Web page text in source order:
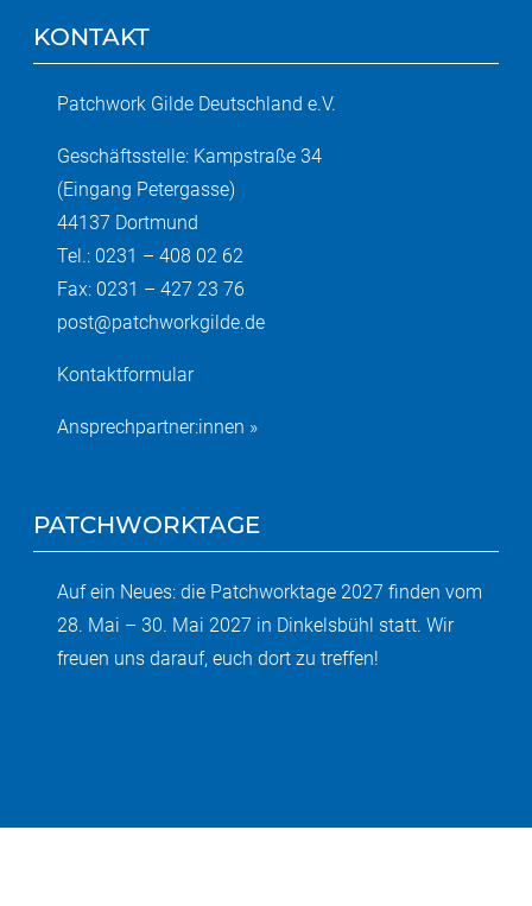
KONTAKT
Patchwork Gilde Deutschland e.V.
Geschäftsstelle: Kampstraße 34
(Eingang Petergasse)
44137 Dortmund
Tel.: 0231 – 408 02 62
Fax: 0231 – 427 23 76
post@patchworkgilde.de
Kontaktformular
Ansprechpartner:innen »
PATCHWORKTAGE
Auf ein Neues: die Patchworktage 2027 finden vom
28. Mai – 30. Mai 2027 in Dinkelsbühl statt. Wir
freuen uns darauf, euch dort zu treffen!